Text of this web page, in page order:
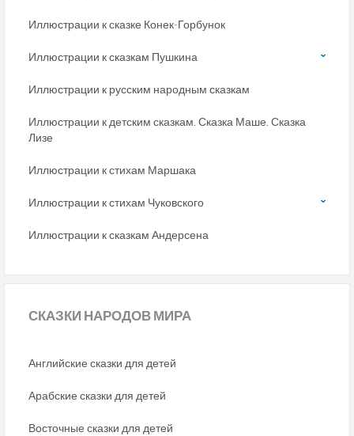
Иллюстрации к сказке Конек-Горбунок
Иллюстрации к сказкам Пушкина
Иллюстрации к русским народным сказкам
Иллюстрации к детским сказкам. Сказка Маше. Сказка
Лизе
Иллюстрации к стихам Маршака
Иллюстрации к стихам Чуковского
Иллюстрации к сказкам Андерсена
СКАЗКИ НАРОДОВ МИРА
Английские сказки для детей
Арабские сказки для детей
Восточные сказки для детей